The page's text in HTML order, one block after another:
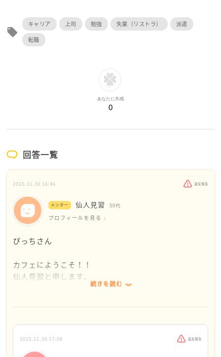
local_offer
キャリア 上司 勉強 失業（リストラ）
派遣
転職
あなたに共感
0
回答一覧
2025.11.30 16:46 違反報告
メンター 仙人見習 50代
プロフィールを見る
ぴっちさん
カフェにようこそ！！
仙人見習と申します。
拝見して、私も他人事とは全く思えません。
な体験、おそらく見ている（閲覧している方）もうな
ずいているのではないでしょうか？
続きを読む
2025.11.30 17:08 違反報告